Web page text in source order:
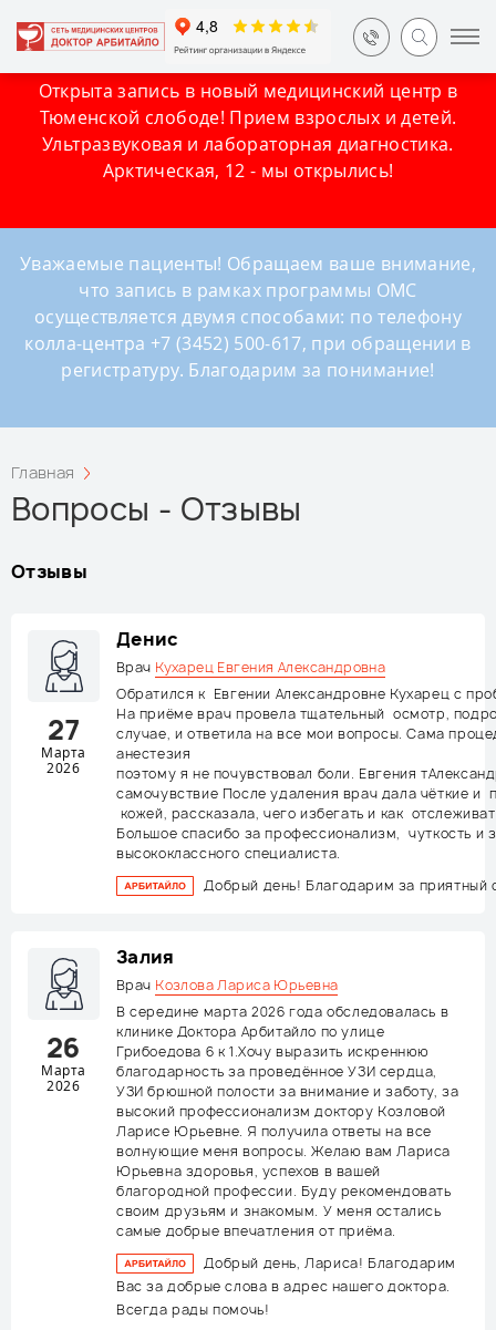
Открыта запись в новый медицинский центр в
Тюменской слободе! Прием взрослых и детей.
Ультразвуковая и лабораторная диагностика.
Арктическая, 12 - мы открылись!
Уважаемые пациенты! Обращаем ваше внимание,
что запись в рамках программы ОМС
осуществляется двумя способами: по телефону
колла-центра +7 (3452) 500-617, при обращении в
регистратуру. Благодарим за понимание!
Главная
Вопросы - Отзывы
Отзывы
27
Марта
2026
Денис
Врач Кухарец Евгения Александровна
Обратился к Евгении Александровне Кухарец с
На приёме врач провела тщательный осмотр,
случае, и ответила на все мои вопросы. Сама
анестезия
поэтому я не почувствовал боли. Евгения
самочувствие После удаления врач дала чёткие и
кожей, рассказала, чего избегать и как
Большое спасибо за профессионализм, чуткость
высококлассного специалиста.
Добрый день! Благодарим за приятный
26
Марта
2026
Залия
Врач Козлова Лариса Юрьевна
В середине марта 2026 года обследовалась в
клинике Доктора Арбитайло по улице
Грибоедова 6 к 1.Хочу выразить искреннюю
благодарность за проведённое УЗИ сердца,
УЗИ брюшной полости за внимание и заботу, за
высокий профессионализм доктору Козловой
Ларисе Юрьевне. Я получила ответы на все
волнующие меня вопросы. Желаю вам Лариса
Юрьевна здоровья, успехов в вашей
благородной профессии. Буду рекомендовать
своим друзьям и знакомым. У меня остались
самые добрые впечатления от приёма.
Добрый день, Лариса! Благодарим
Вас за добрые слова в адрес нашего доктора.
Всегда рады помочь!